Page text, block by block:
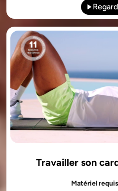
Travailler son
Matériel